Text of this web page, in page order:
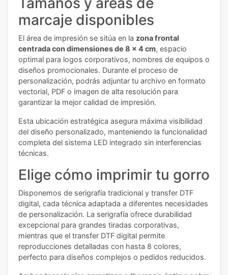
marcaje disponibles
El área de impresión se sitúa en la zona frontal
centrada con dimensiones de 8 x 4 cm, espacio
optimal para logos corporativos, nombres de equipos o
diseños promocionales. Durante el proceso de
personalización, podrás adjuntar tu archivo en formato
vectorial, PDF o imagen de alta resolución para
garantizar la mejor calidad de impresión.
Esta ubicación estratégica asegura máxima visibilidad
del diseño personalizado, manteniendo la funcionalidad
completa del sistema LED integrado sin interferencias
técnicas.
Elige cómo imprimir tu gorro
Disponemos de serigrafía tradicional y transfer DTF
digital, cada técnica adaptada a diferentes necesidades
de personalización. La serigrafía ofrece durabilidad
excepcional para grandes tiradas corporativas,
mientras que el transfer DTF digital permite
reproducciones detalladas con hasta 8 colores,
perfecto para diseños complejos o pedidos reducidos.